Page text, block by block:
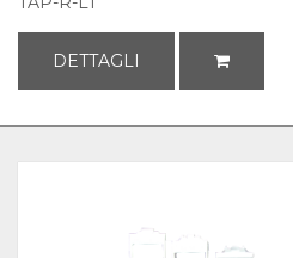
DETTAGLI